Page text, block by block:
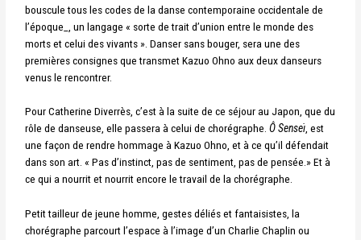
bouscule tous les codes de la danse contemporaine occidentale de
l’époque_, un langage « sorte de trait d’union entre le monde des
morts et celui des vivants ». Danser sans bouger, sera une des
premières consignes que transmet Kazuo Ohno aux deux danseurs
venus le rencontrer.
Pour Catherine Diverrès, c’est à la suite de ce séjour au Japon, que du
rôle de danseuse, elle passera à celui de chorégraphe.Ô Senseï, est
une façon de rendre hommage à Kazuo Ohno, et à ce qu’il défendait
dans son art. « Pas d’instinct, pas de sentiment, pas de pensée.» Et à
ce qui a nourrit et nourrit encore le travail de la chorégraphe.
Petit tailleur de jeune homme, gestes déliés et fantaisistes, la
chorégraphe parcourt l’espace à l’image d’un Charlie Chaplin ou